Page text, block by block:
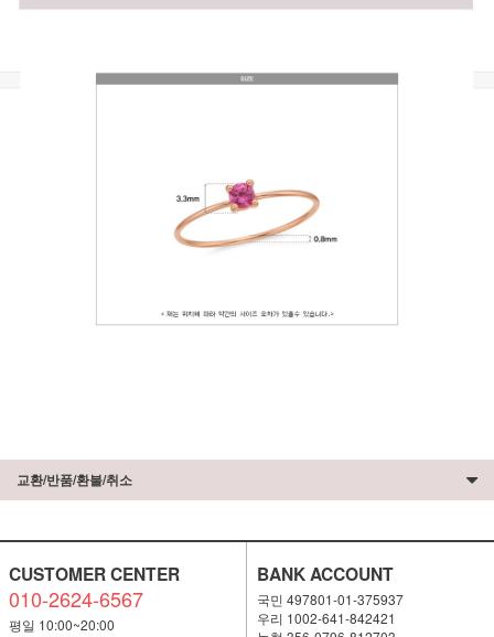
교환/반품/환불/취소
CUSTOMER CENTER
010-2624-6567
평일 10:00~20:00
BANK ACCOUNT
국민 497801-01-375937
우리 1002-641-842421